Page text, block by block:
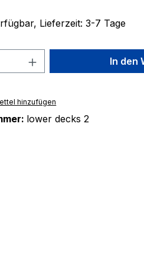
Lieferzeit: 3-7 Tage
Anzahl: Gib denIn den
hinzufügen
lower decks 2